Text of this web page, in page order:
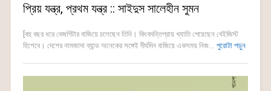
প্রিয় যন্ত্র, প্রথম যন্ত্র :: সাইদুস সালেহীন সুমন
[বহু বছর ধরে বেজগিটার বাজিয়ে চলেছেন তিনি। কিংবদন্তিপ্রায় খ্যাতি পেয়েছেন বেইজিস্ট
হিশেবে। দেশের নামজাদা ব্যান্ড অনেকের সঙ্গেই দীর্ঘদিন বাজিয়ে একসময় নিজ... পুরোটা পড়ুন